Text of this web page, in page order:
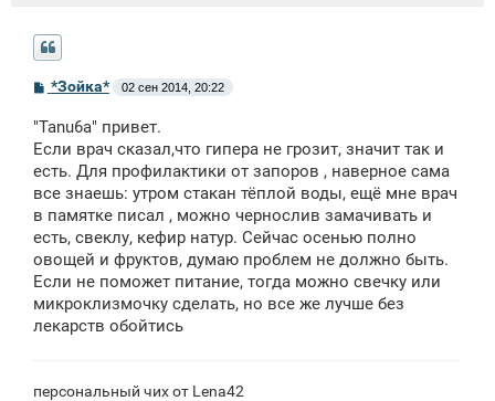
С
б
щ
н
и
*Зойка* 02 сен 2014, 20:22
"Tanu6a" привет.
Если врач сказал,что гипера не грозит, значит так и
есть. Для профилактики от запоров , наверное сама
все знаешь: утром стакан тёплой воды, ещё мне врач
в памятке писал , можно чернослив замачивать и
есть, свеклу, кефир натур. Сейчас осенью полно
овощей и фруктов, думаю проблем не должно быть.
Если не поможет питание, тогда можно свечку или
микроклизмочку сделать, но все же лучше без
лекарств обойтись
персональный чих от Lena42